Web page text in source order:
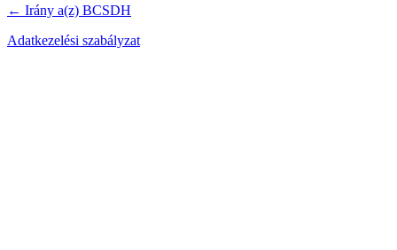
← Irány a(z) BCSDH
Adatkezelési szabályzat